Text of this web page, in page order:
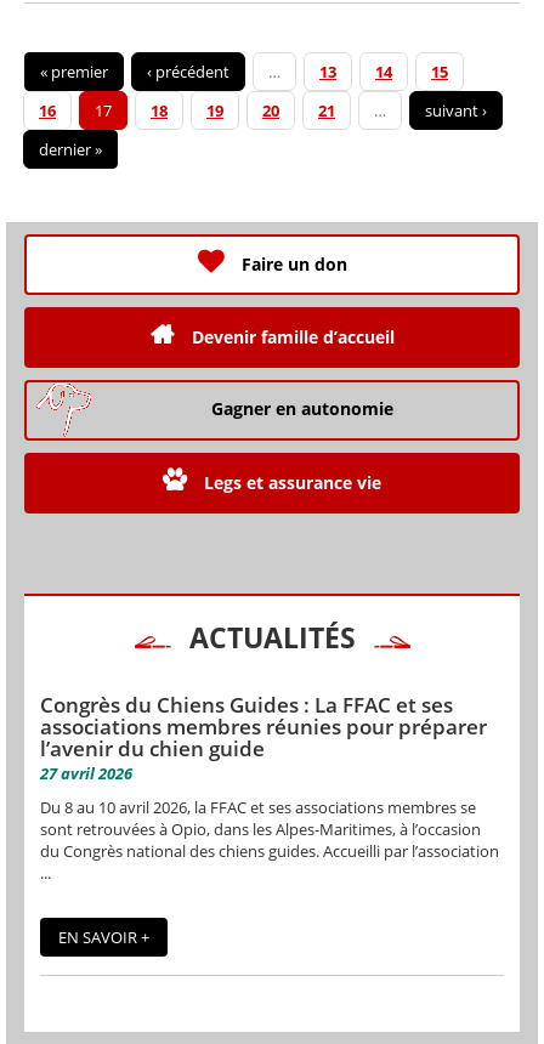
« premier ‹ précédent … 13 14
15
16
17 18 19 20 21 …
suivant ›
dernier »
Faire un don
Devenir famille d’accueil
Gagner en autonomie
Legs et assurance vie
ACTUALITÉS
Congrès du Chiens Guides : La FFAC et ses
associations membres réunies pour préparer
l’avenir du chien guide
27 avril 2026
Du 8 au 10 avril 2026, la FFAC et ses associations membres se
sont retrouvées à Opio, dans les Alpes-Maritimes, à l’occasion
du Congrès national des chiens guides. Accueilli par l’association
...
EN SAVOIR +